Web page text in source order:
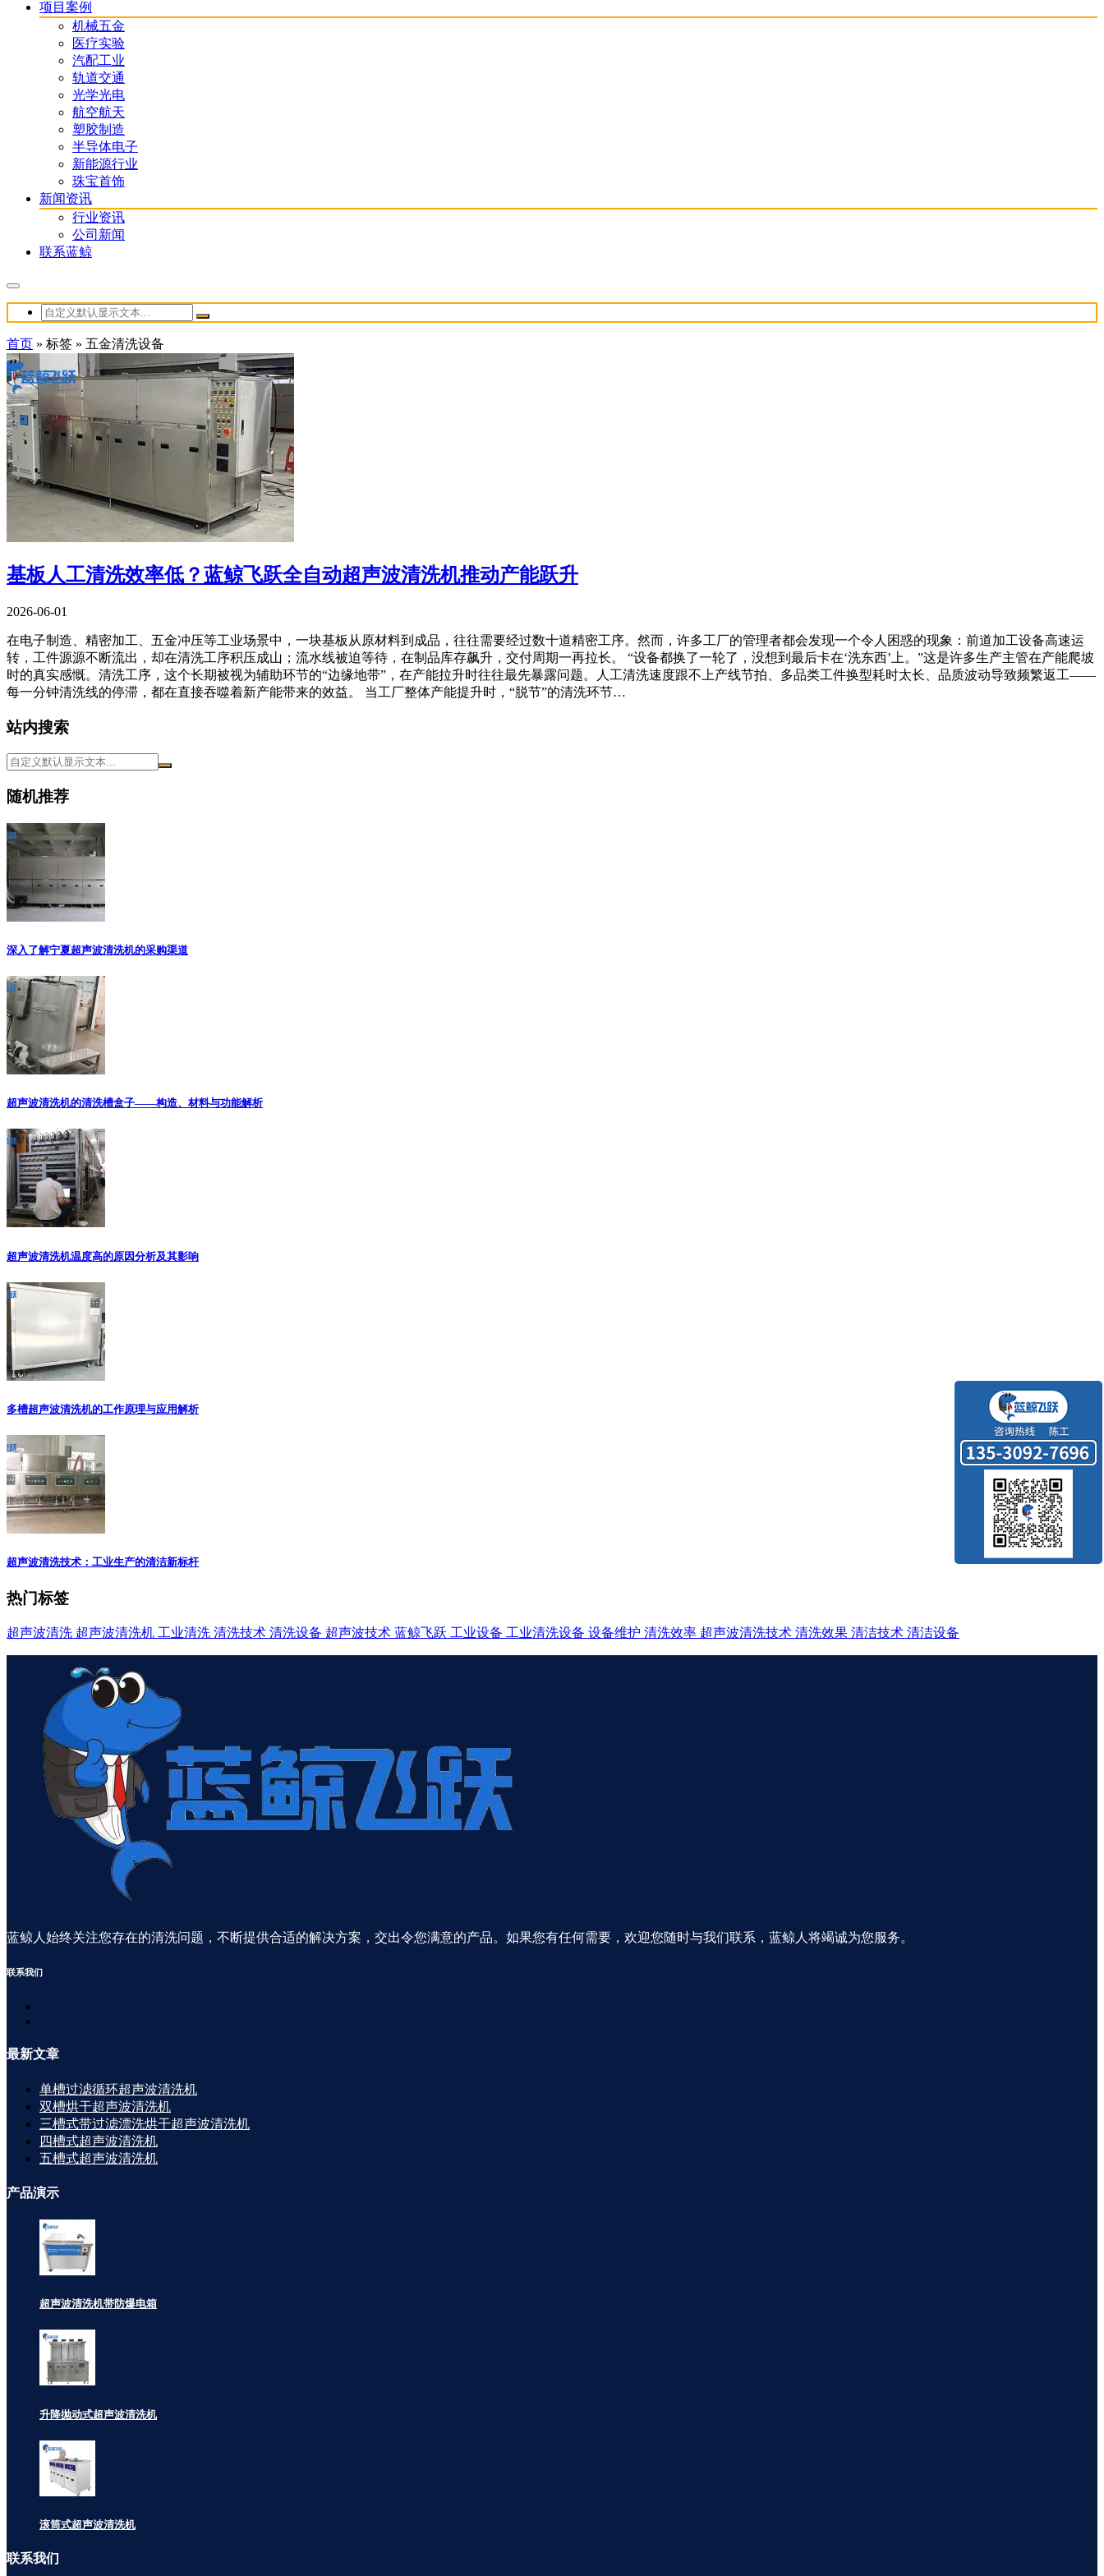
项目案例
机械五金
医疗实验
汽配工业
轨道交通
光学光电
航空航天
塑胶制造
半导体电子
新能源行业
珠宝首饰
新闻资讯
行业资讯
公司新闻
联系蓝鲸
首页 » 标签 » 五金清洗设备
基板人工清洗效率低？蓝鲸飞跃全自动超声波清洗机推动产能跃升
2026-06-01
在电子制造、精密加工、五金冲压等工业场景中，一块基板从原材料到成品，往往需要经过数十道精密工序。然而，许多工厂的管理者都会发现一个令人困惑的现象：前道加工设备高速运
转，工件源源不断流出，却在清洗工序积压成山；流水线被迫等待，在制品库存飙升，交付周期一再拉长。 “设备都换了一轮了，没想到最后卡在‘洗东西’上。”这是许多生产主管在产能爬坡
时的真实感慨。清洗工序，这个长期被视为辅助环节的“边缘地带”，在产能拉升时往往最先暴露问题。人工清洗速度跟不上产线节拍、多品类工件换型耗时太长、品质波动导致频繁返工——
每一分钟清洗线的停滞，都在直接吞噬着新产能带来的效益。 当工厂整体产能提升时，“脱节”的清洗环节…
站内搜索
随机推荐
深入了解宁夏超声波清洗机的采购渠道
超声波清洗机的清洗槽盒子——构造、材料与功能解析
超声波清洗机温度高的原因分析及其影响
多槽超声波清洗机的工作原理与应用解析
超声波清洗技术：工业生产的清洁新标杆
热门标签
超声波清洗 超声波清洗机 工业清洗 清洗技术 清洗设备 超声波技术 蓝鲸飞跃 工业设备 工业清洗设备 设备维护 清洗效率 超声波清洗技术 清洗效果 清洁技术 清洁设备
蓝鲸人始终关注您存在的清洗问题，不断提供合适的解决方案，交出令您满意的产品。如果您有任何需要，欢迎您随时与我们联系，蓝鲸人将竭诚为您服务。
联系我们
最新文章
单槽过滤循环超声波清洗机
双槽烘干超声波清洗机
三槽式带过滤漂洗烘干超声波清洗机
四槽式超声波清洗机
五槽式超声波清洗机
产品演示
超声波清洗机带防爆电箱
升降抛动式超声波清洗机
滚筒式超声波清洗机
联系我们